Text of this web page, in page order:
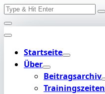
Skip
to
content
Search
Startseite
Über
Beitragsarchiv
Trainingszeiten